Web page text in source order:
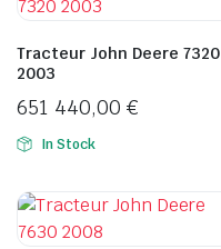
Tracteur John Deere 7320
2003
651 440,00 €
In Stock